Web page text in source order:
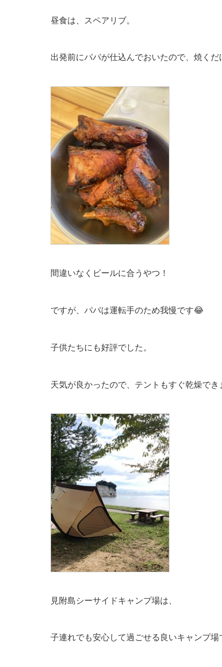
昼食は、スペアリブ。
出発前にパパが仕込んでおいたので、焼くだ
間違いなくビールに合うやつ！
ですが、パパは運転手のため我慢です😂
子供たちにも好評でした。
天気が良かったので、テントもすぐ乾燥でき
見附島シーサイドキャンプ場は、
子連れでも安心して過ごせる良いキャンプ場